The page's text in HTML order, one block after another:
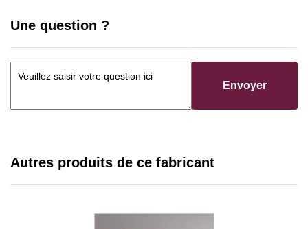
Une question ?
Envoyer
Autres produits de ce fabricant